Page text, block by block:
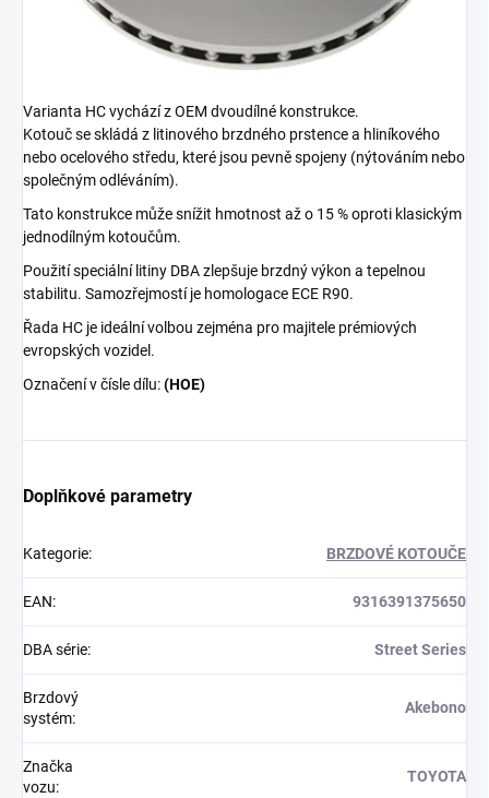
Varianta HC vychází z OEM dvoudílné konstrukce.
Kotouč se skládá z litinového brzdného prstence a hliníkového
nebo ocelového středu, které jsou pevně spojeny (nýtováním nebo
společným odléváním).
Tato konstrukce může snížit hmotnost až o 15 % oproti klasickým
jednodílným kotoučům.
Použití speciální litiny DBA zlepšuje brzdný výkon a tepelnou
stabilitu. Samozřejmostí je homologace ECE R90.
Řada HC je ideální volbou zejména pro majitele prémiových
evropských vozidel.
Označení v čísle dílu:(HOE)
Doplňkové parametry
Kategorie: BRZDOVÉ KOTOUČE
EAN: 9316391375650
DBA série: Street Series
Brzdový
systém:
Akebono
Značka
vozu:
TOYOTA